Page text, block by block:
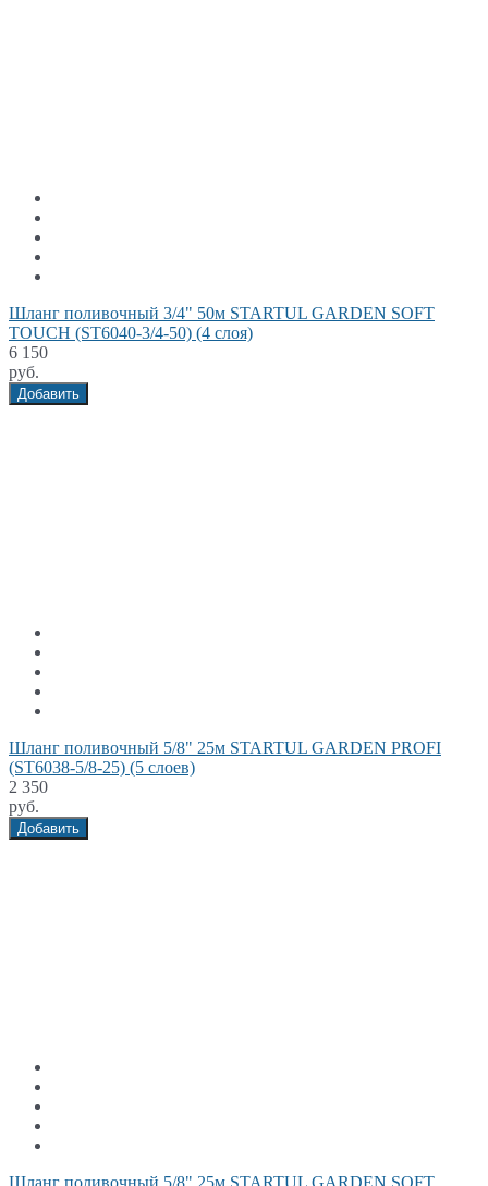
Шланг поливочный 3/4" 50м STARTUL GARDEN SOFT
TOUCH (ST6040-3/4-50) (4 слоя)
6 150
руб.
Добавить
Шланг поливочный 5/8" 25м STARTUL GARDEN PROFI
(ST6038-5/8-25) (5 слоев)
2 350
руб.
Добавить
Шланг поливочный 5/8" 25м STARTUL GARDEN SOFT